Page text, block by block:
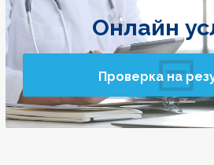
Онлайн
Проверка на